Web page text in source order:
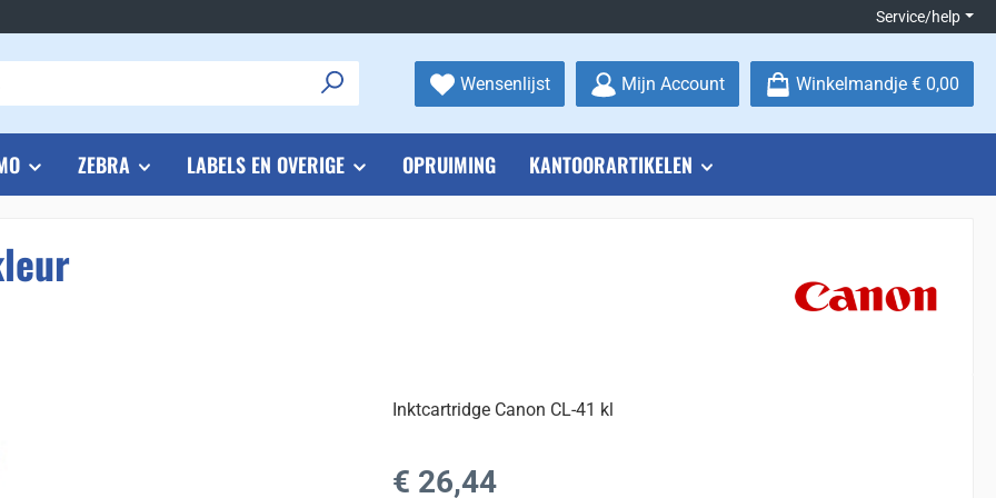
Service/help
WensenlijstJe hebt 0 items op je verlanglijstje
Mijn Account Winkelmandje € 0,00
ZEBRA LABELS EN OVERIGE OPRUIMING KANTOORARTIKELEN
Inktcartridge Canon CL-41 kl
Normale prijs:
€ 26,44